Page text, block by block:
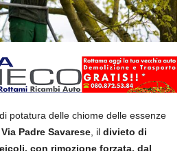
potatura delle chiome delle essenze
Via Padre Savarese, il divieto di
con rimozione forzata, dal